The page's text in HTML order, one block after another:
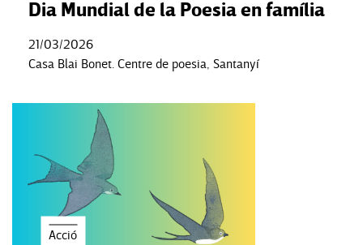
Dia Mundial de la Poesia en família
21/03/2026
Casa Blai Bonet. Centre de poesia, Santanyí
Acció